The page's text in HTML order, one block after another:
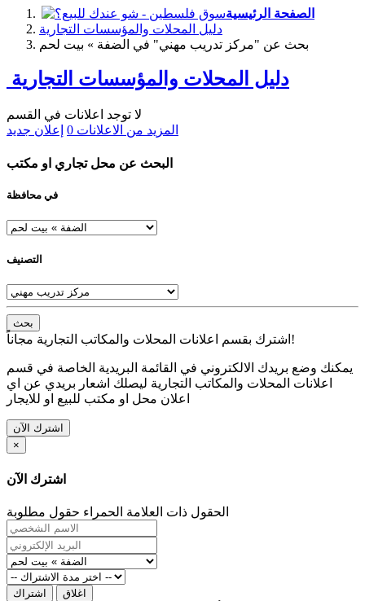
الصفحة الرئيسية
دليل المحلات والمؤسسات التجارية
بحث عن "مركز تدريب مهني" في الضفة » بيت لحم
دليل المحلات والمؤسسات التجارية
لا توجد اعلانات في القسم
المزيد من الاعلانات 0 إعلان جديد
البحث عن محل تجاري او مكتب
في محافظة
التصنيف
بحث
اشترك بقسم اعلانات المحلات والمكاتب التجارية مجاناً!
يمكنك وضع بريدك الالكتروني في القائمة البريدية الخاصة في قسم
اعلانات المحلات والمكاتب التجارية ليصلك اشعار بريدي عن اي
اعلان محل او مكتب للبيع او للايجار
اشترك الآن
×
اشترك الآن
الحقول ذات العلامة الحمراء حقول مطلوبة
اشتراك اغلاق